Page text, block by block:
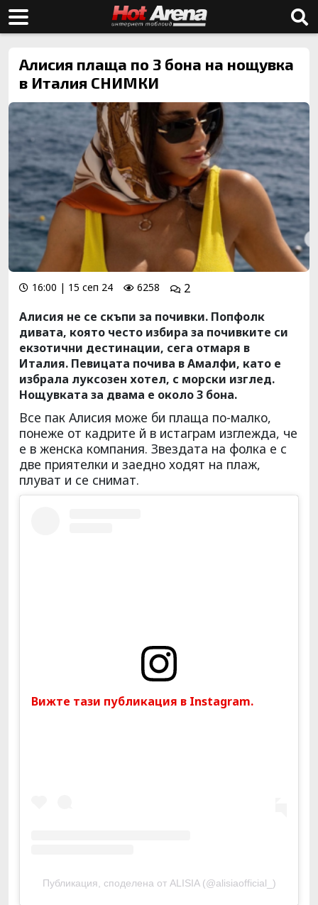
Алисия плаща по 3 бона на нощувка
в Италия СНИМКИ
16:00 | 15 сеп 24 6258
2
Алисия не се скъпи за почивки. Попфолк
дивата, която често избира за почивките си
екзотични дестинации, сега отмаря в
Италия. Певицата почива в Амалфи, като е
избрала луксозен хотел, с морски изглед.
Нощувката за двама е около 3 бона.
Все пак Алисия може би плаща по-малко,
понеже от кадрите й в истаграм изглежда, че
е в женска компания. Звездата на фолка е с
две приятелки и заедно ходят на плаж,
плуват и се снимат.
Вижте тази публикация в Instagram.
Публикация, споделена от ALISIA (@alisiaofficial_)